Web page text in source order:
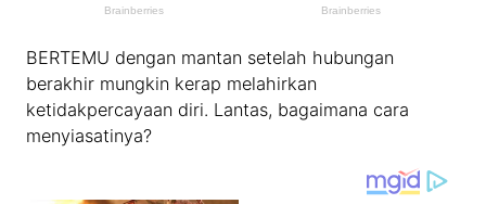
BERTEMU dengan mantan setelah hubungan
berakhir mungkin kerap melahirkan
ketidakpercayaan diri. Lantas, bagaimana cara
menyiasatinya?